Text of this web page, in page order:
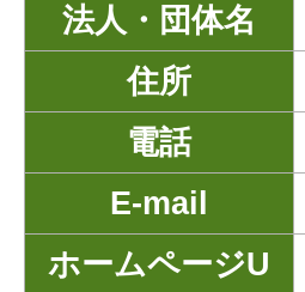
法人・団体名
住所
電話
E-mail
ホームページU